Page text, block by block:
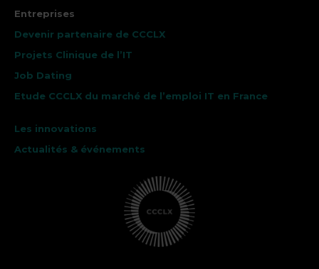
Entreprises
Devenir partenaire de CCCLX
Projets Clinique de l’IT
Job Dating
Etude CCCLX du marché de l’emploi IT en France
Les innovations
Actualités & événements